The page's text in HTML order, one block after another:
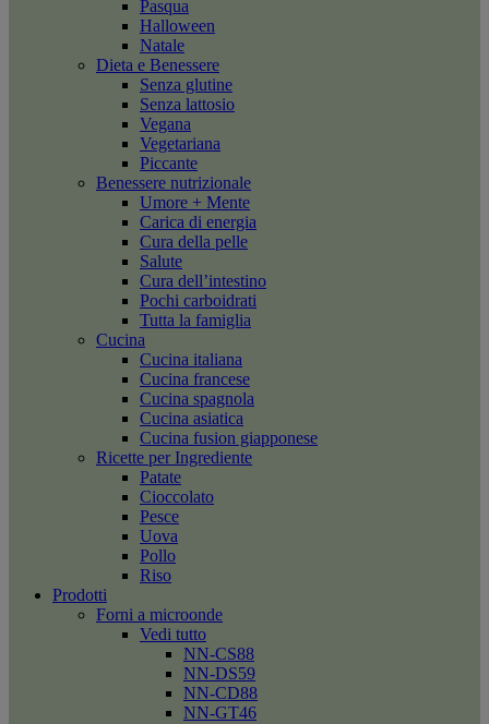
Pasqua
Halloween
Natale
Dieta e Benessere
Senza glutine
Senza lattosio
Vegana
Vegetariana
Piccante
Benessere nutrizionale
Umore + Mente
Carica di energia
Cura della pelle
Salute
Cura dell’intestino
Pochi carboidrati
Tutta la famiglia
Cucina
Cucina italiana
Cucina francese
Cucina spagnola
Cucina asiatica
Cucina fusion giapponese
Ricette per Ingrediente
Patate
Cioccolato
Pesce
Uova
Pollo
Riso
Prodotti
Forni a microonde
Vedi tutto
NN-CS88
NN-DS59
NN-CD88
NN-GT46